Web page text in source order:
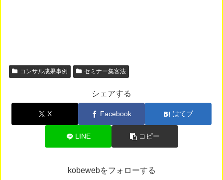
コンサル成果事例 セミナー集客法
シェアする
X Facebook はてブ
LINE コピー
kobewebをフォローする